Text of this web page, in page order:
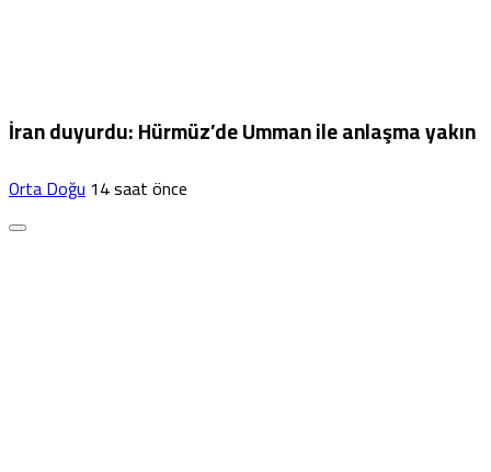
İran duyurdu: Hürmüz’de Umman ile anlaşma yakın
Orta Doğu14 saat önce